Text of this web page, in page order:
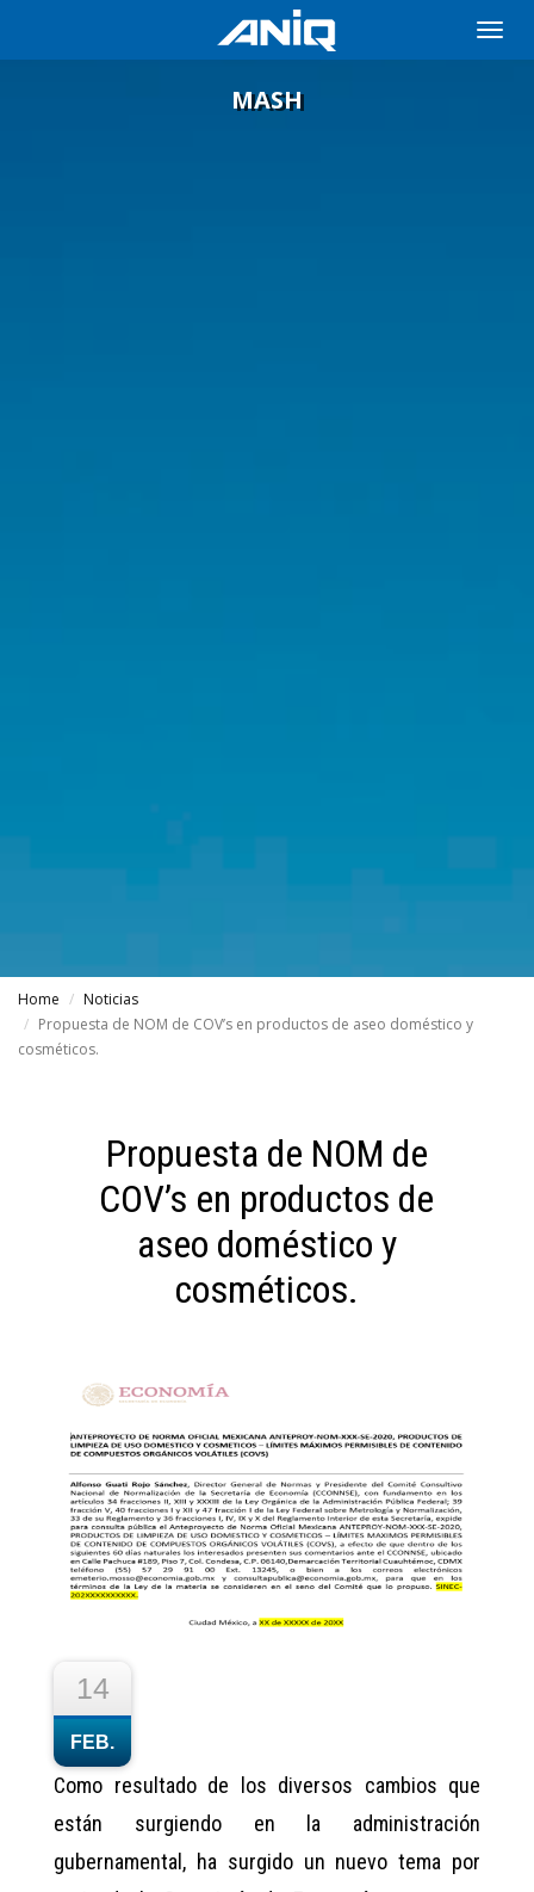
Toggle
MASH
Home
Noticias
Propuesta de NOM de COV’s en productos de aseo doméstico y
cosméticos.
Propuesta de NOM de
COV’s en productos de
aseo doméstico y
cosméticos.
14
FEB.
Como resultado de los diversos cambios que
están surgiendo en la administración
gubernamental, ha surgido un nuevo tema por